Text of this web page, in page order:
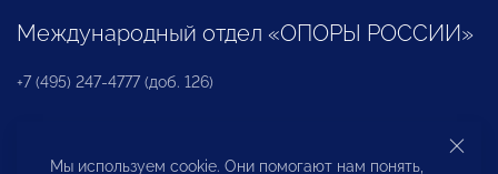
Международный отдел «ОПОРЫ РОССИИ»
+7 (495) 247-4777 (доб. 126)
Бюро по защите прав предпринимателей и
Мы используем cookie. Они помогают нам понять,